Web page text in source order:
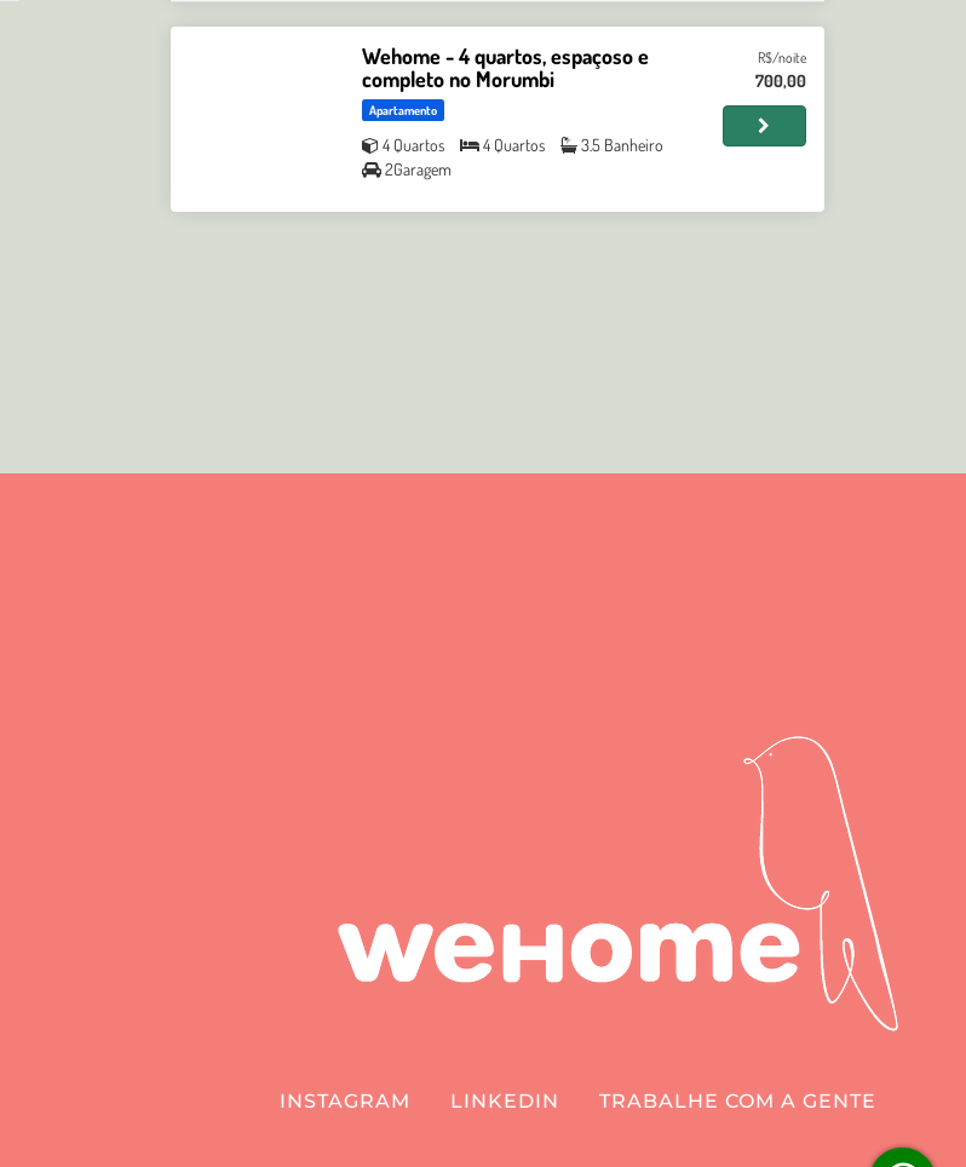
Wehome - 4 quartos, espaçoso e
completo no Morumbi
Apartamento
4 Quartos 4 Quartos
3.5 Banheiro
2Garagem
R$/noite
700,00
INSTAGRAM LINKEDIN TRABALHE COM A GENTE